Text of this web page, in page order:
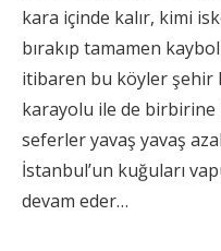
kara içinde kalır, kimi
bırakıp tamamen
itibaren bu köyler şehir
karayolu ile de birbirine
seferler yavaş yavaş
İstanbul’un kuğuları
devam eder…